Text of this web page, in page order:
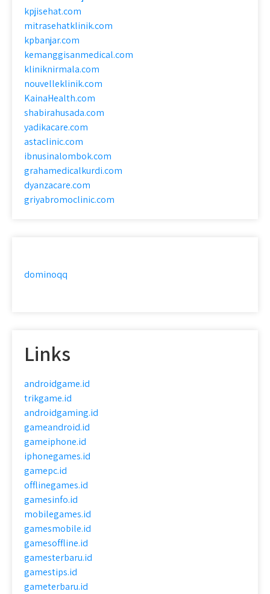
kpjisehat.com
mitrasehatklinik.com
kpbanjar.com
kemanggisanmedical.com
kliniknirmala.com
nouvelleklinik.com
KainaHealth.com
shabirahusada.com
yadikacare.com
astaclinic.com
ibnusinalombok.com
grahamedicalkurdi.com
dyanzacare.com
griyabromoclinic.com
dominoqq
Links
androidgame.id
trikgame.id
androidgaming.id
gameandroid.id
gameiphone.id
iphonegames.id
gamepc.id
offlinegames.id
gamesinfo.id
mobilegames.id
gamesmobile.id
gamesoffline.id
gamesterbaru.id
gamestips.id
gameterbaru.id